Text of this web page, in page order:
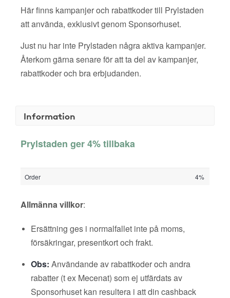
Här finns kampanjer och rabattkoder till Prylstaden
att använda, exklusivt genom Sponsorhuset.
Just nu har inte Prylstaden några aktiva kampanjer.
Återkom gärna senare för att ta del av kampanjer,
rabattkoder och bra erbjudanden.
Information
Prylstaden ger 4% tillbaka
Order 4%
Allmänna villkor:
Ersättning ges i normalfallet inte på moms,
försäkringar, presentkort och frakt.
Obs: Användande av rabattkoder och andra
rabatter (t ex Mecenat) som ej utfärdats av
Sponsorhuset kan resultera i att din cashback